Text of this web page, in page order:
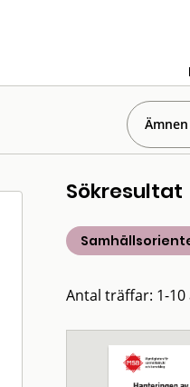
Ämnen
Sökresultat
Antal träffar: 1-10